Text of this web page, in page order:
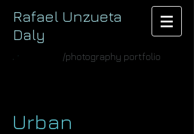
​ ​ Rafael U nzu eta
Da ly
/photography portfolio
Urban